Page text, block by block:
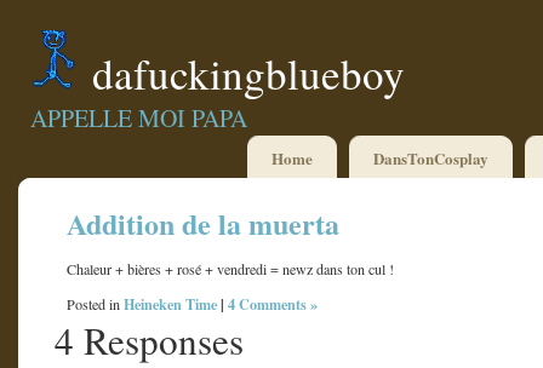
dafuckingblueboy
APPELLE MOI PAPA
Home DansTonCosplay
Addition de la muerta
Chaleur + bières + rosé + vendredi = newz dans ton cul !
Posted inHeineken Time| 4 Comments »
4 Responses